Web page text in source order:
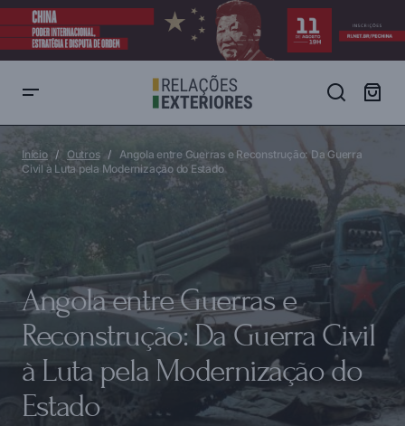
Modernização do Estado
Início Outros
Angola entre Guerras e Reconstrução: Da Guerra
Civil à Luta pela Modernização do Estado
Angola entre Guerras e
Reconstrução: Da Guerra Civil
à Luta pela Modernização do
Estado